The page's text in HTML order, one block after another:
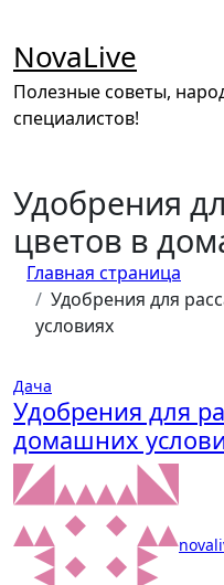
содержимому
NovaLive
Полезные советы,
специалистов!
Удобрения
цветов в
Главная страница
Удобрения для
условиях
Дача
Удобрения для
домашних